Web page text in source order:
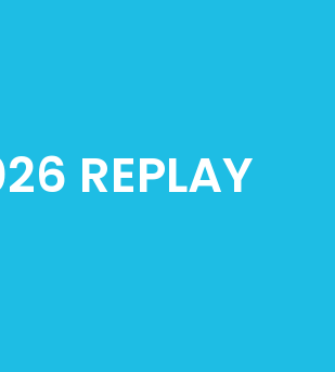
REPLAY